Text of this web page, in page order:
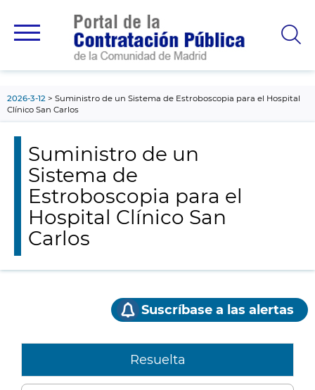
principal
2026-3-12
Suministro de un Sistema de Estroboscopia para el Hospital
Clínico San Carlos
Suministro de un
Sistema de
Estroboscopia para el
Hospital Clínico San
Carlos
Suscríbase a las alertas
Resuelta